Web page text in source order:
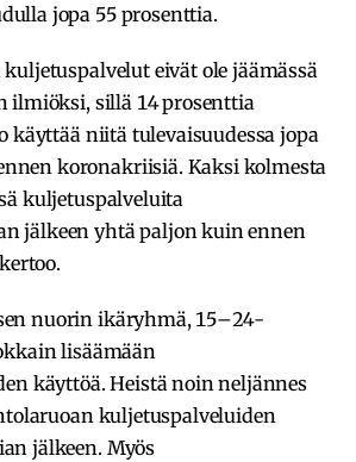
jopa 55 prosenttia.
eivät ole jäämässä
ilmiöksi, sillä 14 prosenttia
käyttää niitä tulevaisuudessa jopa
koronakriisiä. Kaksi kolmesta
kuljetuspalveluita
jälkeen yhtä paljon kuin ennen
nuorin ikäryhmä, 15–24-
lisäämään
käyttöä. Heistä noin neljännes
kuljetuspalveluiden
jälkeen. Myös